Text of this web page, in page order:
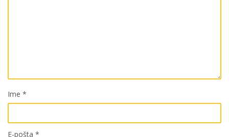
Ime *
E-pošta *